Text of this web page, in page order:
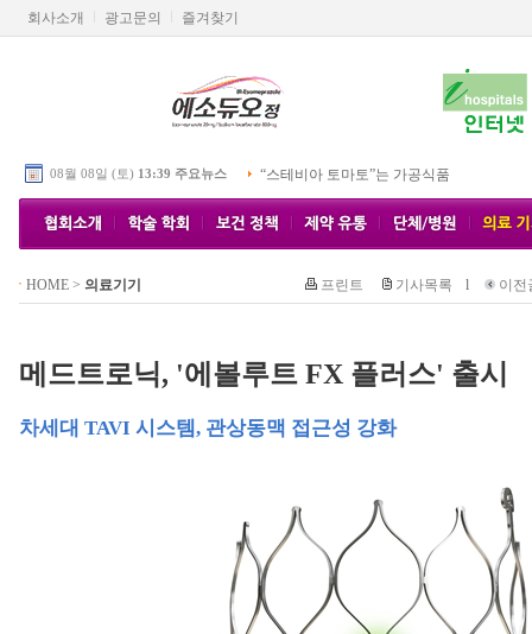
회사소개 광고문의 즐겨찾기
08월 08일 (토) 13:39 주요뉴스 “스테비아 토마토”는 가공식품
HOME> 의료기기 프린트 기사목록 l 이전
메드트로닉, '에볼루트 FX 플러스' 출시
차세대 TAVI 시스템, 관상동맥 접근성 강화